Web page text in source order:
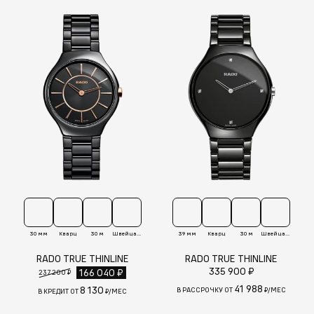
30 мм Кварц 30 м
RADO TRUE THINLINE
237 200 ₽ 166 040 ₽
В КРЕДИТ ОТ8 130 ₽/МЕС
39 мм Кварц 30 м
RADO TRUE THINLINE
335 900 ₽
В РАССРОЧКУ ОТ 41 988 ₽/МЕС